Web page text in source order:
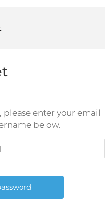
please enter your email
below.